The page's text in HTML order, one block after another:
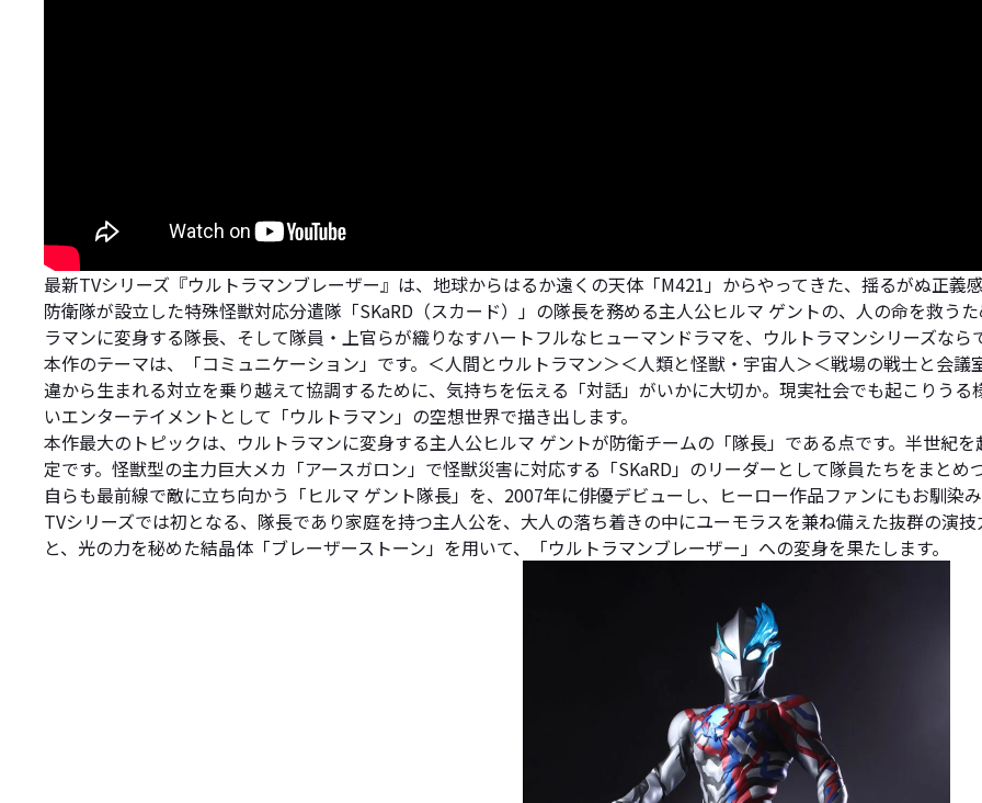
最新TVシリーズ『ウルトラマンブレーザー』は、地球からはるか遠くの天体「M421」からやってきた、揺るがぬ正
防衛隊が設立した特殊怪獣対応分遣隊「SKaRD（スカード）」の隊長を務める主人公ヒルマ ゲントの、人の命を救う
ラマンに変身する隊長、そして隊員・上官らが織りなすハートフルなヒューマンドラマを、ウルトラマンシリーズなら
本作のテーマは、「コミュニケーション」です。＜人間とウルトラマン＞＜人類と怪獣・宇宙人＞＜戦場の戦士と会
違から生まれる対立を乗り越えて協調するために、気持ちを伝える「対話」がいかに大切か。現実社会でも起こりう
いエンターテイメントとして「ウルトラマン」の空想世界で描き出します。
本作最大のトピックは、ウルトラマンに変身する主人公ヒルマ ゲントが防衛チームの「隊長」である点です。半世紀
定です。怪獣型の主力巨大メカ「アースガロン」で怪獣災害に対応する「SKaRD」のリーダーとして隊員たちをまとめ
自らも最前線で敵に立ち向かう「ヒルマ ゲント隊長」を、2007年に俳優デビューし、ヒーロー作品ファンにもお馴染
TVシリーズでは初となる、隊長であり家庭を持つ主人公を、大人の落ち着きの中にユーモラスを兼ね備えた抜群の演
と、光の力を秘めた結晶体「ブレーザーストーン」を用いて、「ウルトラマンブレーザー」への変身を果たします。